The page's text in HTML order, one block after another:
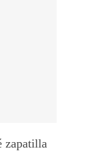
Opciones
zapatilla